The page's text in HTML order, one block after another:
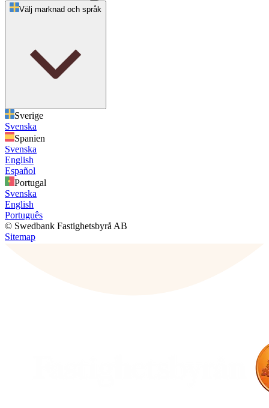
Välj marknad och språk
Sverige
Svenska
Spanien
Svenska
English
Español
Portugal
Svenska
English
Português
© Swedbank Fastighetsbyrå AB
Sitemap